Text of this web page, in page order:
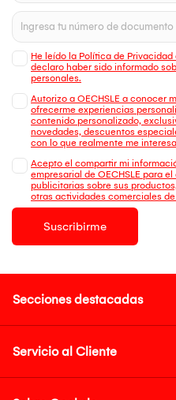
He leído la Política de Privacidad
declaro haber sido informado
personales.
Autorizo a OECHSLE a conocer
ofrecerme experiencias
contenido personalizado,
novedades, descuentos
con lo que realmente me
Acepto el compartir mi
empresarial de OECHSLE para
publicitarias sobre sus
otras actividades comerciales
Suscribirme
Secciones destacadas
Servicio al Cliente